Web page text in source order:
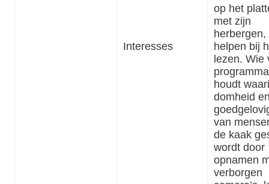
Interesses
op het
met zijn
herbergen,
helpen bij
lezen. Wie
houdt
domheid
van
de kaak
wordt door
opnamen
verborgen